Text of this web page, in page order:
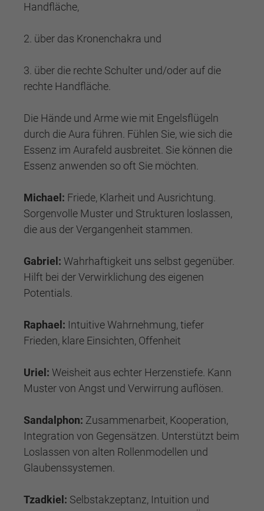
Handfläche,
2. über das Kronenchakra und
3. über die rechte Schulter und/oder auf die
rechte Handfläche.
Die Hände und Arme wie mit Engelsflügeln
durch die Aura führen. Fühlen Sie, wie sich die
Essenz im Aurafeld ausbreitet. Sie können die
Essenz anwenden so oft Sie möchten.
Michael: Friede, Klarheit und Ausrichtung.
Sorgenvolle Muster und Strukturen loslassen,
die aus der Vergangenheit stammen.
Gabriel: Wahrhaftigkeit uns selbst gegenüber.
Hilft bei der Verwirklichung des eigenen
Potentials.
Raphael: Intuitive Wahrnehmung, tiefer
Frieden, klare Einsichten, Offenheit
Uriel: Weisheit aus echter Herzenstiefe. Kann
Muster von Angst und Verwirrung auflösen.
Sandalphon: Zusammenarbeit, Kooperation,
Integration von Gegensätzen. Unterstützt beim
Loslassen von alten Rollenmodellen und
Glaubenssystemen.
Tzadkiel: Selbstakzeptanz, Intuition und